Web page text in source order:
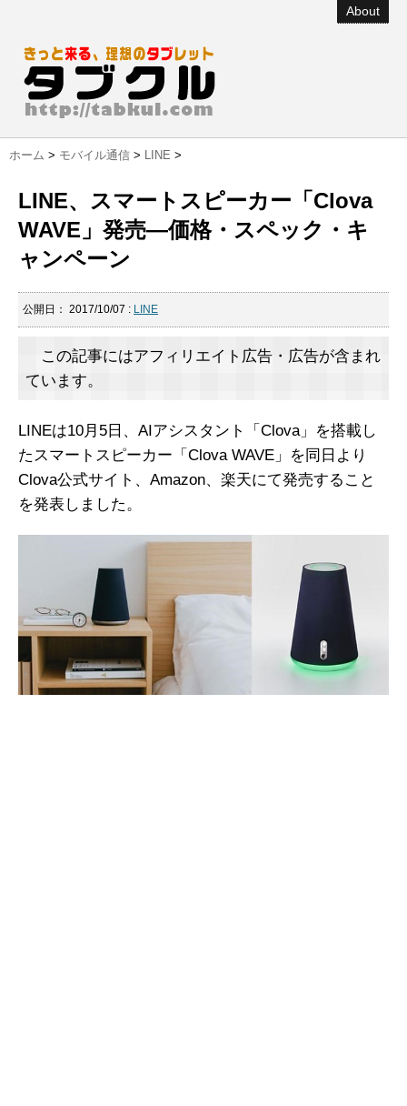
About
ホーム > モバイル通信 > LINE >
LINE、スマートスピーカー「Clova
WAVE」発売―価格・スペック・キ
ャンペーン
公開日： 2017/10/07 : LINE
この記事にはアフィリエイト広告・広告が含まれ
ています。
LINEは10月5日、AIアシスタント「Clova」を搭載し
たスマートスピーカー「Clova WAVE」を同日より
Clova公式サイト、Amazon、楽天にて発売すること
を発表しました。